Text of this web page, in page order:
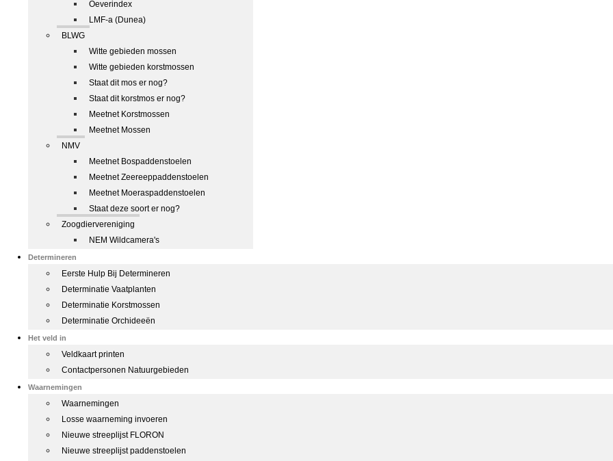
Oeverindex
LMF-a (Dunea)
BLWG
Witte gebieden mossen
Witte gebieden korstmossen
Staat dit mos er nog?
Staat dit korstmos er nog?
Meetnet Korstmossen
Meetnet Mossen
NMV
Meetnet Bospaddenstoelen
Meetnet Zeereeppaddenstoelen
Meetnet Moeraspaddenstoelen
Staat deze soort er nog?
Zoogdiervereniging
NEM Wildcamera's
Determineren
Eerste Hulp Bij Determineren
Determinatie Vaatplanten
Determinatie Korstmossen
Determinatie Orchideeën
Het veld in
Veldkaart printen
Contactpersonen Natuurgebieden
Waarnemingen
Waarnemingen
Losse waarneming invoeren
Nieuwe streeplijst FLORON
Nieuwe streeplijst paddenstoelen